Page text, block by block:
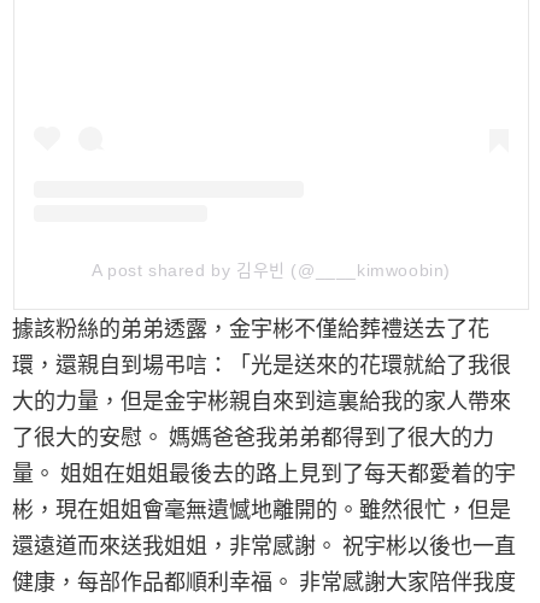
A post shared by 김우빈 (@____kimwoobin)
據該粉絲的弟弟透露，金宇彬不僅給葬禮送去了花
環，還親自到場弔唁：「光是送來的花環就給了我很
大的力量，但是金宇彬親自來到這裏給我的家人帶來
了很大的安慰。 媽媽爸爸我弟弟都得到了很大的力
量。 姐姐在姐姐最後去的路上見到了每天都愛着的宇
彬，現在姐姐會毫無遺憾地離開的。雖然很忙，但是
還遠道而來送我姐姐，非常感謝。 祝宇彬以後也一直
健康，每部作品都順利幸福。 非常感謝大家陪伴我度